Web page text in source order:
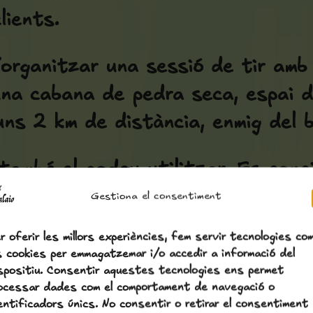
Gestiona el consentiment
oferir les millors experiències, fem servir tecnologies
cookies per emmagatzemar i/o accedir a informació del
Consentir aquestes tecnologies ens permet
dades com el comportament de navegació o
únics. No consentir o retirar el consentiment
una sessió de tir
cabana de pedra seca,
2 km de distància, enmig del
el podeu utilitzar. Es
humana —, però s’hi arriba en
a bàdminton, amb xarxa o
de ceràmica artística, la